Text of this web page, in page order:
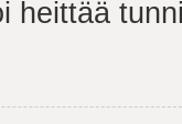
heittää